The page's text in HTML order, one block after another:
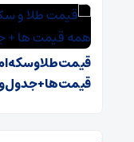
قیمت ها + جدول